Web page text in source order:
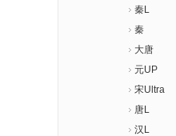
秦L
秦
大唐
元UP
宋Ultra
唐L
汉L